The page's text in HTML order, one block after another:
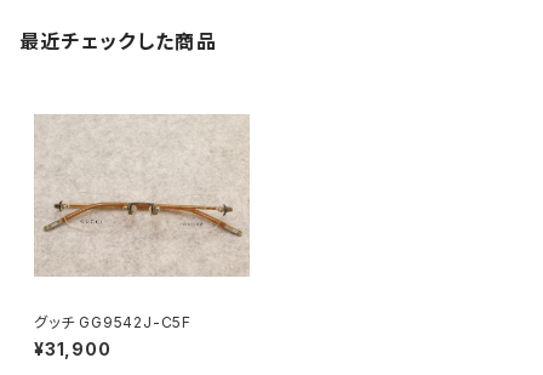
最近チェックした商品
グッチ GG9542J-C5F
¥31,900